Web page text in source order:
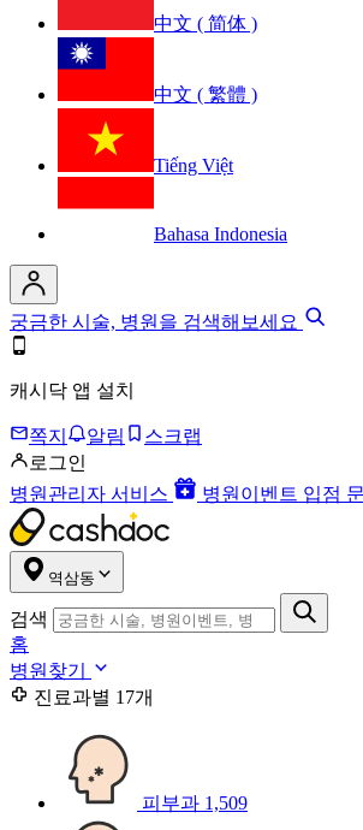
中文 ( 简体 )
中文 ( 繁體 )
Tiếng Việt
Bahasa Indonesia
궁금한 시술, 병원을 검색해보세요
캐시닥 앱 설치
쪽지 알림
스크랩
로그인
병원관리자 서비스
병원이벤트 입점
역삼동
검색
홈
병원찾기
진료과별 17개
피부과 1,509